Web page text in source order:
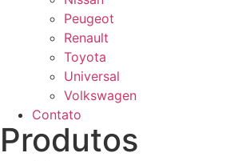
Peugeot
Renault
Toyota
Universal
Volkswagen
Contato
Produtos